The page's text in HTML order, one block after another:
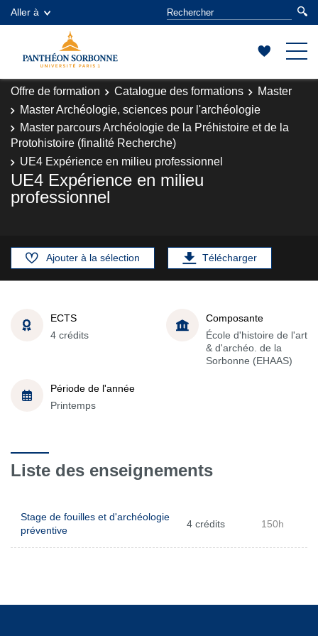
Aller à
Offre de formation Catalogue des formations
Master
Master Archéologie, sciences pour l'archéologie
Master parcours Archéologie de la Préhistoire et de la
Protohistoire (finalité Recherche)
UE4 Expérience en milieu professionnel
UE4 Expérience en milieu
professionnel
Ajouter à la sélection Télécharger
ECTS
4 crédits
Composante
École d'histoire de l'art
& d'archéo. de la
Sorbonne (EHAAS)
Période de l'année
Printemps
Liste des enseignements
Stage de fouilles et d'archéologie
préventive
4 crédits 150h